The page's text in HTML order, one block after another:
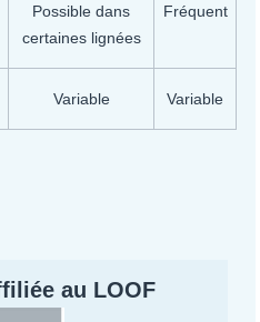
Possible dans
certaines lignées
Fréquent
Variable Variable
au LOOF